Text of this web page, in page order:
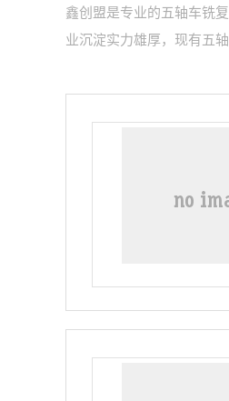
鑫创盟是专业的五轴车铣
业沉淀实力雄厚，现有五